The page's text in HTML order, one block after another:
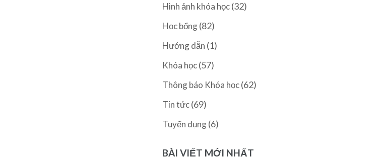
Hình ảnh khóa học(32)
Học bổng(82)
Hướng dẫn (1)
Khóa học(57)
Thông báo Khóa học(62)
Tin tức(69)
Tuyển dụng(6)
BÀI VIẾT MỚI NHẤT